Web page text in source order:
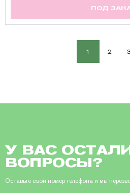
ПОД
1 2 3
У ВАС
ВОПРОСЫ?
Оставьте свой номер телефона и мы